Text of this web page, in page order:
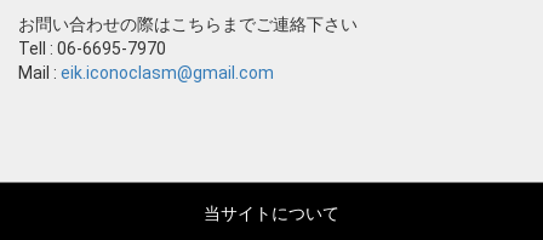
お問い合わせの際はこちらまでご連絡下さい
Tell : 06-6695-7970
Mail : eik.iconoclasm@gmail.com
当サイトについて